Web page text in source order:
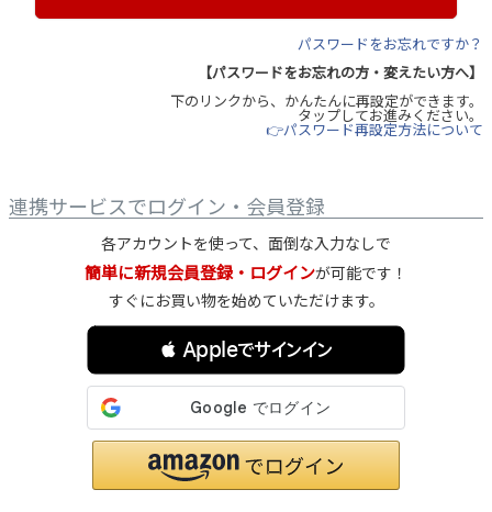
パスワードをお忘れですか？
【パスワードをお忘れの方・変えたい方へ】
下のリンクから、かんたんに再設定ができます。
タップしてお進みください。
👉パスワード再設定方法について
連携サービスでログイン・会員登録
各アカウントを使って、面倒な入力なしで
簡単に新規会員登録・ログインが可能です！
すぐにお買い物を始めていただけます。
 Appleでサインイン